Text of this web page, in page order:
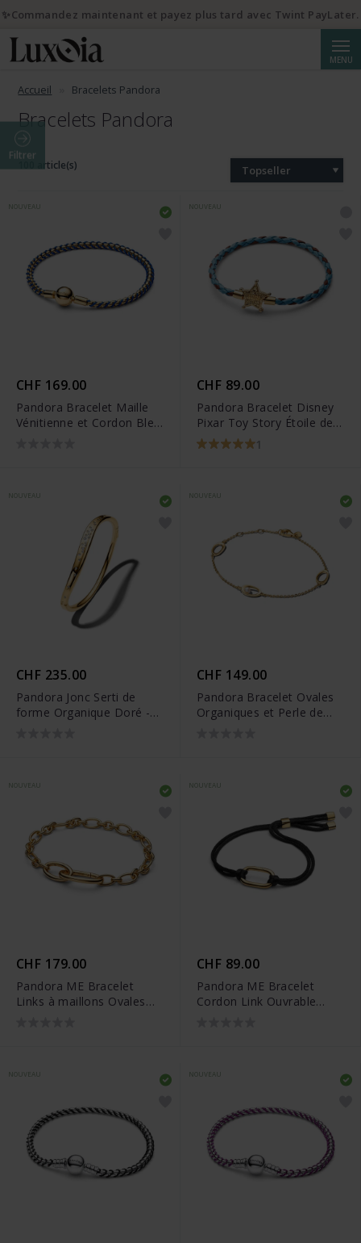
MENU
Accueil Bracelets Pandora
Bracelets Pandora
Filtrer
100 article(s) Topseller
CHF 169.00
Pandora Bracelet Maille
Vénitienne et Cordon Bleu
CHF 89.00
Pandora Bracelet Disney
Pixar Toy Story Étoile de
Shérif - 564605C01
1
NOUVEAU
CHF 235.00
Pandora Jonc Serti de
forme Organique Doré -
NOUVEAU
CHF 149.00
Pandora Bracelet Ovales
Organiques et Perle de
CHF 179.00
Pandora ME Bracelet
Links à maillons Ovales
CHF 89.00
Pandora ME Bracelet
Cordon Link Ouvrable
NOUVEAU NOUVEAU
✨Commandez maintenant et payez plus tard avec Twint PayLater.